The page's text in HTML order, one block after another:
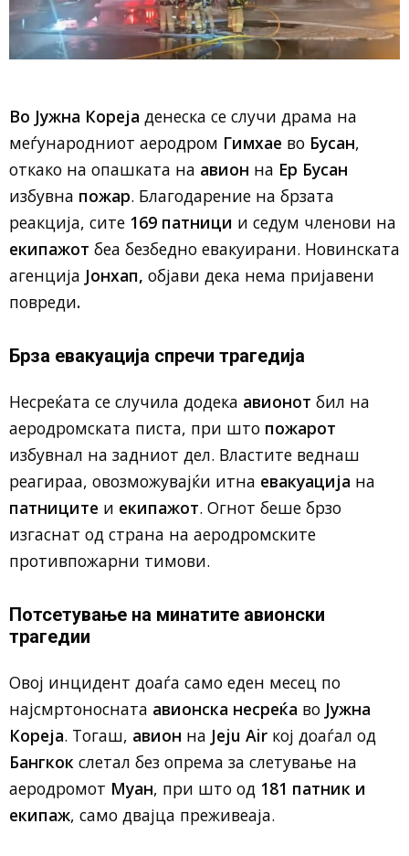
Во Јужна Кореја денеска се случи драма на
меѓународниот аеродром Гимхае во Бусан,
откако на опашката на авион на Ер Бусан
избувна пожар. Благодарение на брзата
реакција, сите 169 патници и седум членови на
екипажот беа безбедно евакуирани. Новинската
агенција Јонхап, објави дека нема пријавени
повреди.
Брза евакуација спречи трагедија
Несреќата се случила додека авионот бил на
аеродромската писта, при што пожарот
избувнал на задниот дел. Властите веднаш
реагираа, овозможувајќи итна евакуација на
патниците и екипажот. Огнот беше брзо
изгаснат од страна на аеродромските
противпожарни тимови.
Потсетување на минатите авионски
трагедии
Овој инцидент доаѓа само еден месец по
најсмртоносната авионска несреќа во Јужна
Кореја. Тогаш, авион на Jeju Air кој доаѓал од
Бангкок слетал без опрема за слетување на
аеродромот Муан, при што од 181 патник и
екипаж, само двајца преживеаја.